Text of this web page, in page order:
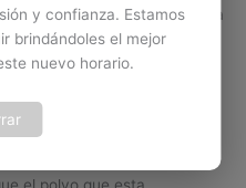
necesaria para realizar esta
ya que podemos
Acer Aspire o en el
Aspire intentan limpiar o
E5-476 desde la parte
el polvo que esta
y confianza. Estamos
brindándoles el mejor
nuevo horario.